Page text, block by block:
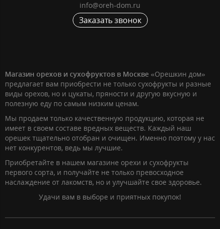
info@oreh-dom.ru
Заказать звонок
Магазин орехов и сухофруктов в Москве «Орешкин дом»
предлагает вам приобрести не только сухофрукты и разные
виды орехов, но и цукаты, пряности и другую вкусную и
полезную еду по самым низким ценам.
Мы продаем только качественную продукцию, которая не
имеет в своем составе вредных веществ. Каждый наш
орешек тщательно отобран и очищен. Именно поэтому у нас
нет конкурентов, ведь мы лучшие.
Приобретайте в нашем магазине орехи и сухофрукты
первого сорта, и получайте не только превосходное
наслаждение от лакомств, но и улучшайте свое здоровье.
Удачи вам в выборе и приятных покупок!